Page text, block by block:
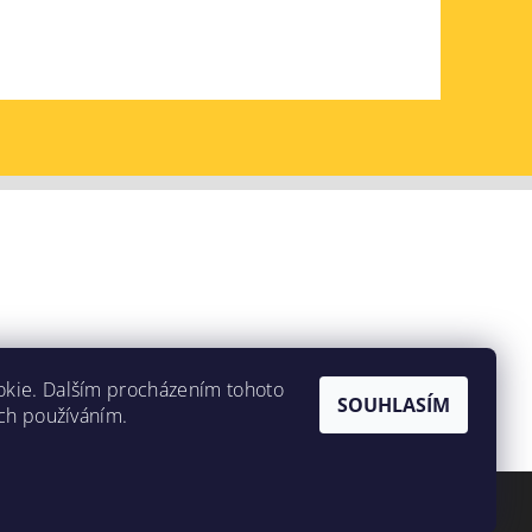
Dalším procházením tohoto
používáním.
SOUHLASÍM